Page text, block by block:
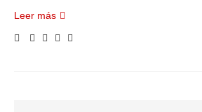
Leer más